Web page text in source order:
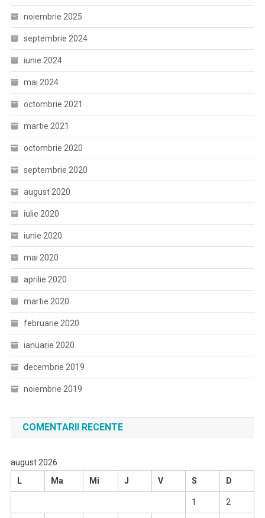
noiembrie 2025
septembrie 2024
iunie 2024
mai 2024
octombrie 2021
martie 2021
octombrie 2020
septembrie 2020
august 2020
iulie 2020
iunie 2020
mai 2020
aprilie 2020
martie 2020
februarie 2020
ianuarie 2020
decembrie 2019
noiembrie 2019
COMENTARII RECENTE
august 2026
L
Ma Mi J V S D
1 2